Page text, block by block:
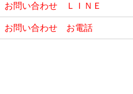
お問い合わせ ＬＩＮＥ
お問い合わせ お電話